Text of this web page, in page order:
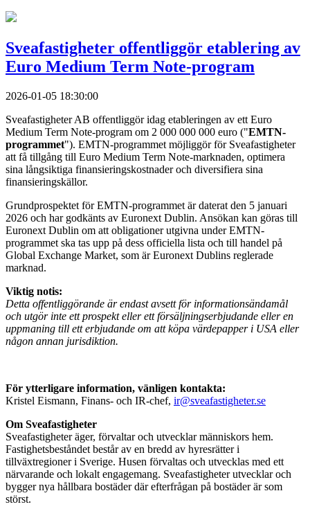
Sveafastigheter offentliggör etablering av
Euro Medium Term Note-program
2026-01-05 18:30:00
Sveafastigheter AB offentliggör idag etableringen av ett Euro
Medium Term Note-program om 2 000 000 000 euro ("EMTN-
programmet"). EMTN-programmet möjliggör för Sveafastigheter
att få tillgång till Euro Medium Term Note-marknaden, optimera
sina långsiktiga finansieringskostnader och diversifiera sina
finansieringskällor.
Grundprospektet för EMTN-programmet är daterat den 5 januari
2026 och har godkänts av Euronext Dublin. Ansökan kan göras till
Euronext Dublin om att obligationer utgivna under EMTN-
programmet ska tas upp på dess officiella lista och till handel på
Global Exchange Market, som är Euronext Dublins reglerade
marknad.
Viktig notis:
Detta offentliggörande är endast avsett för informationsändamål
och utgör inte ett prospekt eller ett försäljningserbjudande eller en
uppmaning till ett erbjudande om att köpa värdepapper i USA eller
någon annan jurisdiktion.
För ytterligare information, vänligen kontakta:
Kristel Eismann, Finans- och IR-chef, ir@sveafastigheter.se
Om Sveafastigheter
Sveafastigheter äger, förvaltar och utvecklar människors hem.
Fastighetsbeståndet består av en bredd av hyresrätter i
tillväxtregioner i Sverige. Husen förvaltas och utvecklas med ett
närvarande och lokalt engagemang. Sveafastigheter utvecklar och
bygger nya hållbara bostäder där efterfrågan på bostäder är som
störst.